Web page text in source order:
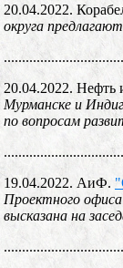
20.04.2022.
округа
20.04.2022. Нефть
Мурманске и
по вопросам
19.04.2022. АиФ.
Проектного
высказана на